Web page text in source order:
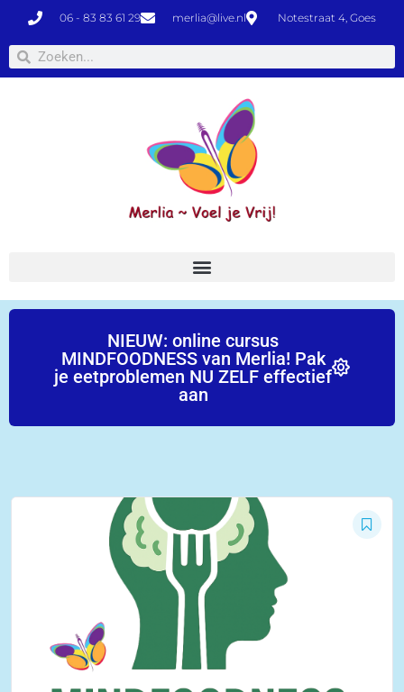
06 - 83 83 61 29 merlia@live.nl Notestraat 4, Goes
NIEUW: online cursus
MINDFOODNESS van Merlia! Pak
je eetproblemen NU ZELF effectief
aan